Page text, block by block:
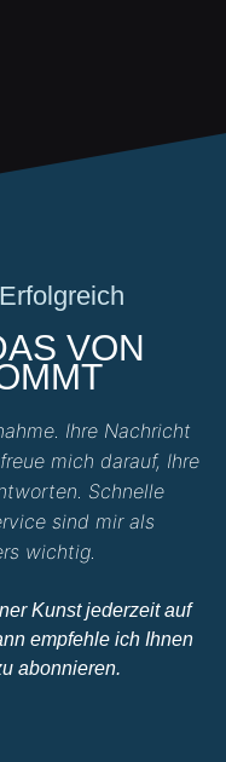
VON
Ihre Nachricht
mich darauf, Ihre
Schnelle
sind mir als
wichtig.
Kunst jederzeit auf
empfehle ich Ihnen
abonnieren.